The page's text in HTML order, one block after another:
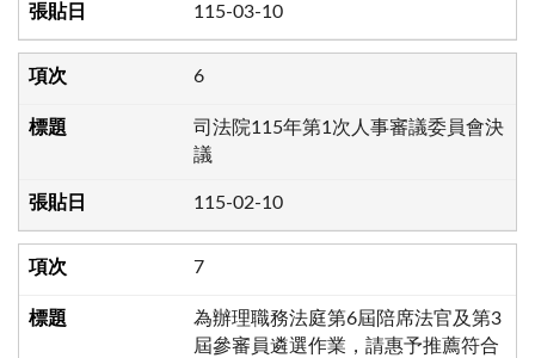
115-03-10
6
司法院115年第1次人事審議委員會決
議
115-02-10
7
為辦理職務法庭第6屆陪席法官及第3
屆參審員遴選作業，請惠予推薦符合